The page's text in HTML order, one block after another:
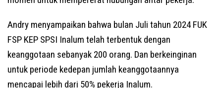
Andry menyampaikan bahwa bulan Juli tahun 2024 FUK
FSP KEP SPSI Inalum telah terbentuk dengan
keanggotaan sebanyak 200 orang. Dan berkeinginan
untuk periode kedepan jumlah keanggotaannya
mencapai lebih dari 50% pekerja Inalum.